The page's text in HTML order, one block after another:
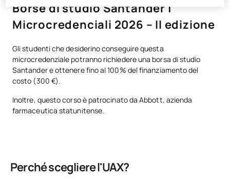
Borse di studio Santander |
Microcredenciali 2026 – II edizione
Gli studenti che desiderino conseguire questa
microcredenziale potranno richiedere una borsa di studio
Santander e ottenere fino al 100% del finanziamento del
costo (300 €).
Inoltre, questo corso è patrocinato da Abbott, azienda
farmaceutica statunitense.
Perché scegliere l'UAX?